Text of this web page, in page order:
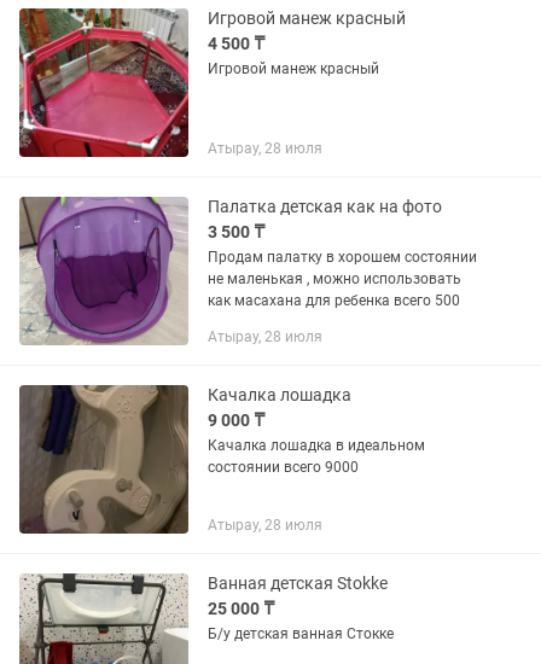
Игровой манеж красный
4 500 ₸
Игровой манеж красный
Атырау, 28 июля
Палатка детская как на фото
3 500 ₸
Продам палатку в хорошем состоянии
не маленькая , можно использовать
как масахана для ребенка всего 500
Атырау, 28 июля
Качалка лошадка
9 000 ₸
Качалка лошадка в идеальном
состоянии всего 9000
Атырау, 28 июля
Ванная детская Stokke
25 000 ₸
Б/у детская ванная Стокке